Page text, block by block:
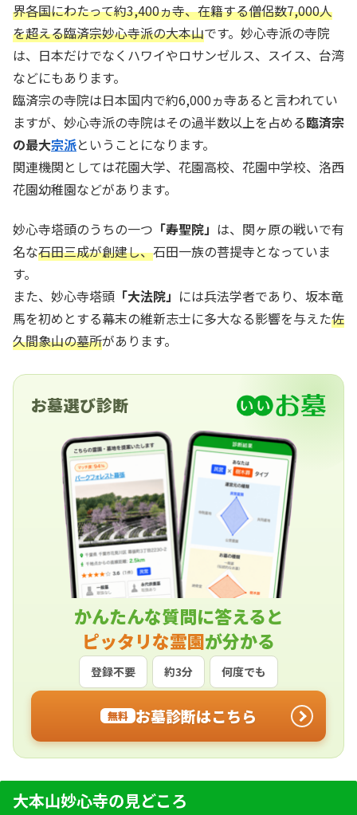
界各国にわたって約3,400ヵ寺、在籍する僧侶数7,000人
を超える臨済宗妙心寺派の大本山です。妙心寺派の寺院
は、日本だけでなくハワイやロサンゼルス、スイス、台湾
などにもあります。
臨済宗の寺院は日本国内で約6,000ヵ寺あると言われてい
ますが、妙心寺派の寺院はその過半数以上を占める臨済宗
の最大宗派ということになります。
関連機関としては花園大学、花園高校、花園中学校、洛西
花園幼稚園などがあります。
妙心寺塔頭のうちの一つ 「寿聖院」 は、関ヶ原の戦いで有
名な石田三成が創建し、石田一族の菩提寺となっていま
す。
また、妙心寺塔頭 「大法院」 には兵法学者であり、坂本竜
馬を初めとする幕末の維新志士に多大なる影響を与えた佐
久間象山の墓所があります。
お墓選び診断
かんたんな質問に答えると
ピッタリな霊園が分かる
登録不要 約3分 何度でも
無料 お墓診断はこちら
大本山妙心寺の見どころ